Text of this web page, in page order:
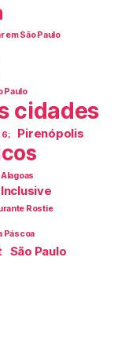
em São Paulo
Paulo
cidades
6; Pirenópolis
Rostie
Páscoa
São Paulo